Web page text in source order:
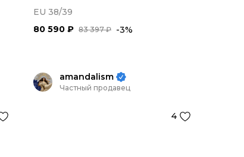
EU 38/39
83 397 ₽
80 590 ₽ -3%
amandalism
Частный продавец
4